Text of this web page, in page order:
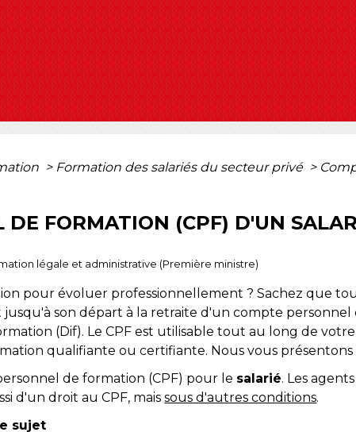
> Formation des salariés du secteur privé >
DE FORMATION (CPF) D'UN
légale et administrative (Première ministre)
pour évoluer professionnellement ? Sachez que
son départ à la retraite d'un compte personnel
(Dif). Le CPF est utilisable tout au long de
qualifiante ou certifiante. Nous vous
de formation (CPF) pour le salarié. Les
d'un droit au CPF, maissous d'autres conditions.
sujet